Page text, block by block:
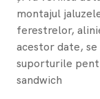
montajul
ferestrelor,
acestor date, se
suporturile
sandwich